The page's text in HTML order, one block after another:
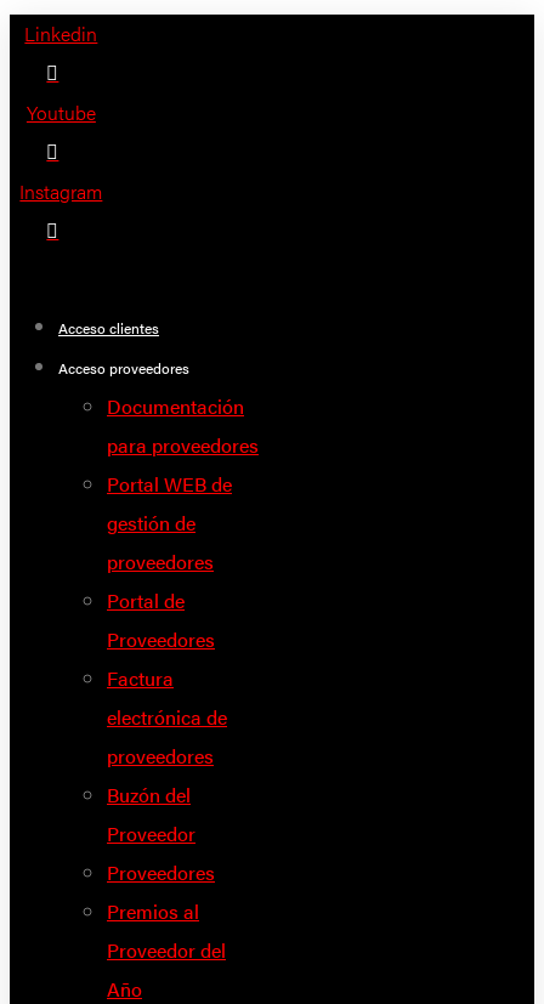
Saltar
contenido
Linkedin
Youtube
Instagram
Acceso clientes
Acceso proveedores
Documentación
para proveedores
Portal WEB de
gestión de
proveedores
Portal de
Proveedores
Factura
electrónica de
proveedores
Buzón del
Proveedor
Proveedores
Premios al
Proveedor del
Año